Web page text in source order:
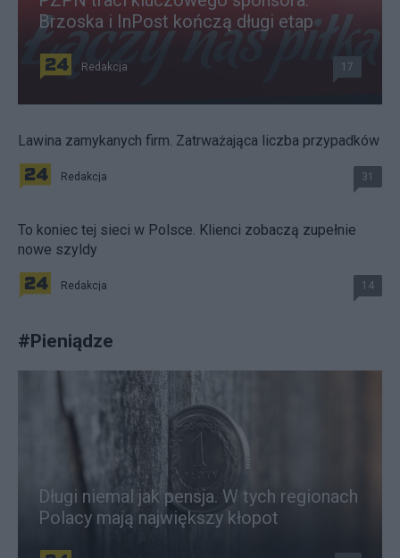
Brzoska i InPost kończą długi etap
Redakcja 17
Lawina zamykanych firm. Zatrważająca liczba przypadków
Redakcja 31
To koniec tej sieci w Polsce. Klienci zobaczą zupełnie
nowe szyldy
Redakcja 14
#Pieniądze
Długi niemal jak pensja. W tych regionach
Polacy mają największy kłopot